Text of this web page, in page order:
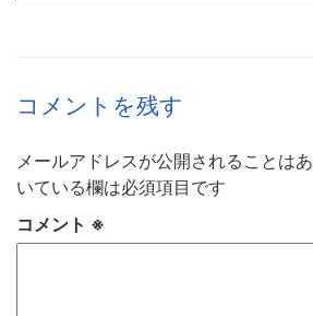
コメントを残す
メールアドレスが公開されることはあ
いている欄は必須項目です
コメント ※